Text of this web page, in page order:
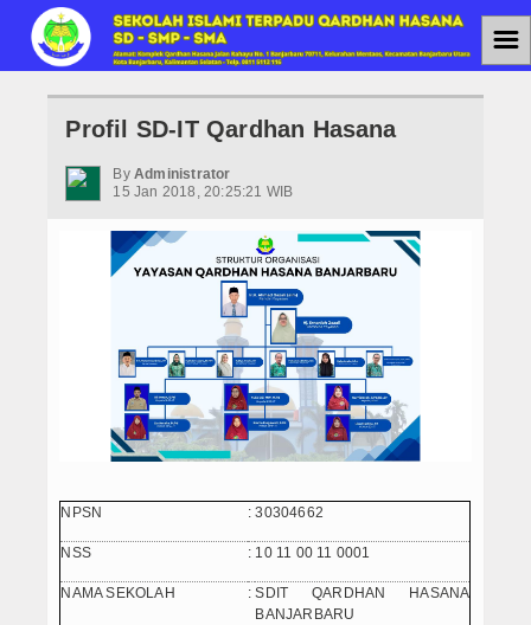
Home
SMAIT
PPDB SMAIT
PPDB SMPIT
☰
Profil SD-IT Qardhan Hasana
By Administrator
15 Jan 2018, 20:25:21 WIB
NPSN : 30304662
NSS : 10 11 00 11 0001
NAMA SEKOLAH : SDIT QARDHAN HASANA
BANJARBARU